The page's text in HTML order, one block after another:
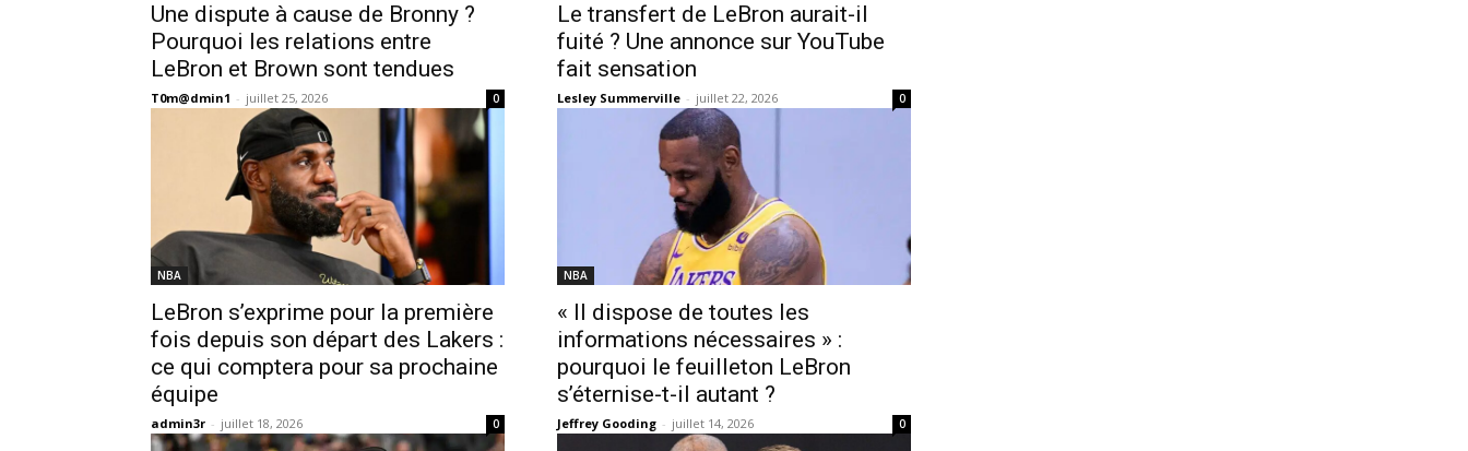
Une dispute à cause de Bronny ?
Pourquoi les relations entre
LeBron et Brown sont tendues
T0m@dmin1 - juillet 25, 2026 0
Le transfert de LeBron aurait-il
fuité ? Une annonce sur YouTube
fait sensation
Lesley Summerville - juillet 22, 2026 0
NBA
LeBron s’exprime pour la première
fois depuis son départ des Lakers :
ce qui comptera pour sa prochaine
équipe
admin3r - juillet 18, 2026 0
NBA
« Il dispose de toutes les
informations nécessaires » :
pourquoi le feuilleton LeBron
s’éternise-t-il autant ?
Jeffrey Gooding - juillet 14, 2026 0